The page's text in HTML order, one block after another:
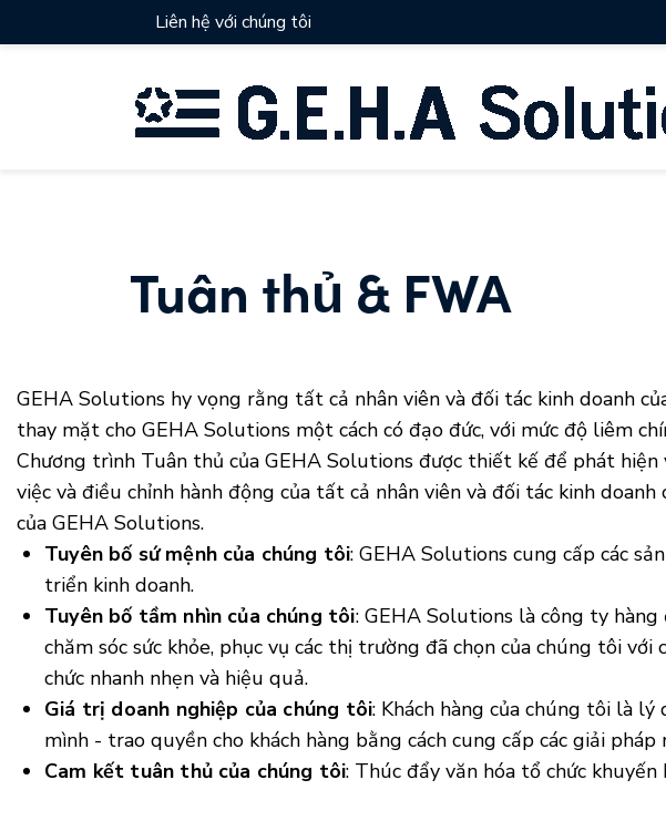
Liên hệ với chúng tôi
Tuân thủ & FWA
GEHA Solutions hy vọng rằng tất cả nhân viên và đối tác kinh doanh
thay mặt cho GEHA Solutions một cách có đạo đức, với mức độ liêm
Chương trình Tuân thủ của GEHA Solutions được thiết kế để phát
việc và điều chỉnh hành động của tất cả nhân viên và đối tác kinh
của GEHA Solutions.
Tuyên bố sứ mệnh của chúng tôi: GEHA Solutions cung cấp các
triển kinh doanh.
Tuyên bố tầm nhìn của chúng tôi: GEHA Solutions là công ty
chăm sóc sức khỏe, phục vụ các thị trường đã chọn của chúng tôi
chức nhanh nhẹn và hiệu quả.
Giá trị doanh nghiệp của chúng tôi: Khách hàng của chúng tôi là
mình - trao quyền cho khách hàng bằng cách cung cấp các giải
Cam kết tuân thủ của chúng tôi: Thúc đẩy văn hóa tổ chức